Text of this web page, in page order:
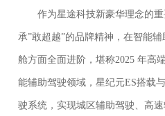
作为星途科技新豪华理念的
承”敢超越”的品牌精神，在智能
舱方面全面进阶，堪称2025 年高
能辅助驾驶领域，星纪元ES搭载
驶系统，实现城区辅助驾驶、高